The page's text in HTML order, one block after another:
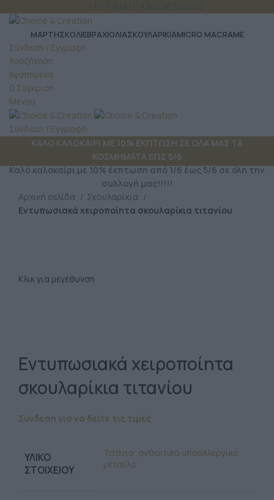
ΜΆΡΤΗΣΚΟΛΙΕΒΡΑΧΙΟΛΙΑΣΚΟΥΛΑΡΙΚΙΑMICRO MACRAME
Σύνδεση / Εγγραφή
Αναζήτηση
Αγαπημένα
0 Σύγκριση
Μενού
Σύνδεση / Εγγραφή
ΚΑΛΟ ΚΑΛΟΚΑΙΡΙ ΜΕ 10% ΕΚΠΤΩΣΗ ΣΕ ΟΛΑ ΜΑΣ ΤΑ
ΚΟΣΜΗΜΑΤΑ ΕΩΣ 5/6
Καλό καλοκαίρι με 10% έκπτωση από 1/6 έως 5/6 σε όλη την
συλλογή μας!!!!!
Αρχική σελίδα
Σκουλαρίκια
Εντυπωσιακά χειροποίητα σκουλαρίκια τιτανίου
Κλικ για μεγέθυνση
Εντυπωσιακά χειροποίητα
σκουλαρίκια τιτανίου
Σύνδεση για να δείτε τις τιμές
ΥΛΙΚΌ
ΣΤΟΙΧΕΊΟΥ
Τιτάνιο ,ανθεκτικό υποαλλεργικό
μέταλλο